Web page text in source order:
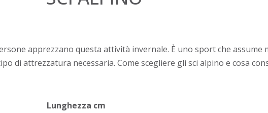
apprezzano questa attività invernale. È uno sport che assume
di attrezzatura necessaria. Come scegliere gli sci alpino e cosa
Lunghezza cm